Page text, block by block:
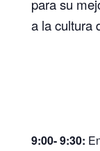
para su
a la cultura
9:00- 9:30: